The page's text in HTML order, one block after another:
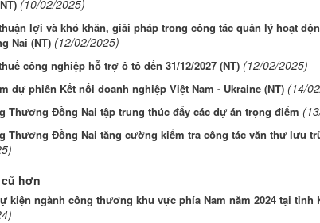
(10/02/2025)
lợi và khó khăn, giải pháp trong công tác quản lý hoạt
Nai (NT) (12/02/2025)
công nghiệp hỗ trợ ô tô đến 31/12/2027 (NT) (12/02/2025)
dự phiên Kết nối doanh nghiệp Việt Nam - Ukraine (NT) (14/
Thương Đồng Nai tập trung thúc đẩy các dự án trọng điểm
Thương Đồng Nai tăng cường kiểm tra công tác văn thư lưu
hơn
kiện ngành công thương khu vực phía Nam năm 2024 tại tỉnh